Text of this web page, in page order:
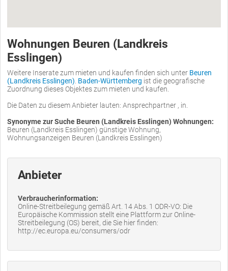
Wohnungen Beuren (Landkreis
Esslingen)
Weitere Inserate zum mieten und kaufen finden sich unter Beuren
(Landkreis Esslingen) Baden-Württemberg ist die geografische
Zuordnung dieses Objektes zum mieten und kaufen.
Die Daten zu diesem Anbieter lauten: Ansprechpartner , in.
Synonyme zur Suche Beuren (Landkreis Esslingen) Wohnungen:
Beuren (Landkreis Esslingen) günstige Wohnung,
Wohnungsanzeigen Beuren (Landkreis Esslingen)
Anbieter
Verbraucherinformation:
Online-Streitbeilegung gemäß Art. 14 Abs. 1 ODR-VO: Die
Europäische Kommission stellt eine Plattform zur Online-
Streitbeilegung (OS) bereit, die Sie hier finden:
http://ec.europa.eu/consumers/odr